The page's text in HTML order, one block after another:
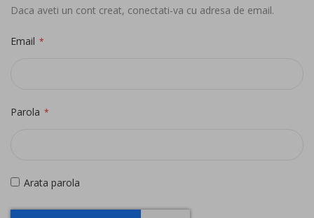
Daca aveti un cont creat, conectati-va cu adresa de email.
Email
Parola
Arata parola